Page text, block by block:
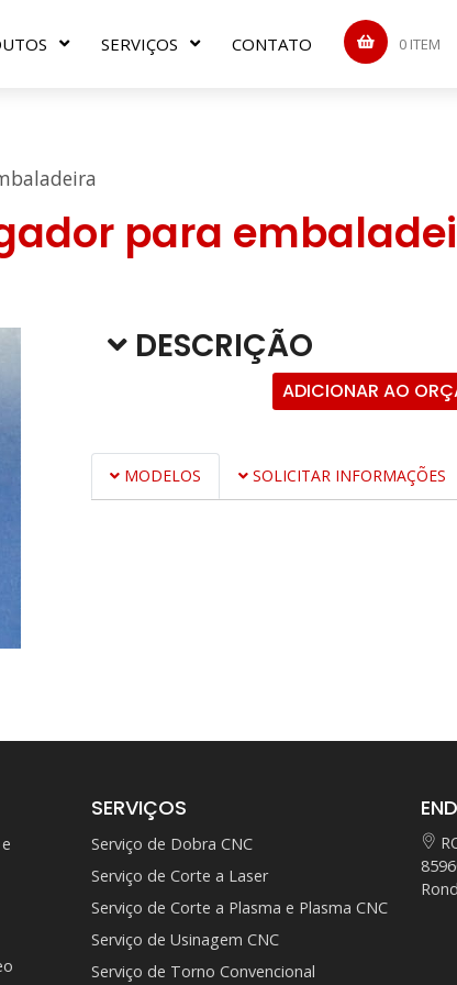
SERVIÇOS CONTATO 0 ITEM
para
DESCRIÇÃO
ADICIONAR AO
MODELOS SOLICITAR INFORMAÇÕES
SERVIÇOS
Serviço de Dobra CNC
Serviço de Corte a Laser
Serviço de Corte a Plasma e Plasma CNC
Serviço de Usinagem CNC
Serviço de Torno Convencional